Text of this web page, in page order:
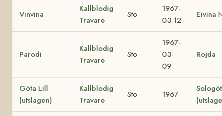
Vinvina
Kallblodig
Travare
Sto
1967-
03-12
Eivina
Parodi
Kallblodig
Travare
Sto
1967-
03-
09
Rojda
Göta Lill
(utslagen)
Kallblodig
Travare
Sto 1967